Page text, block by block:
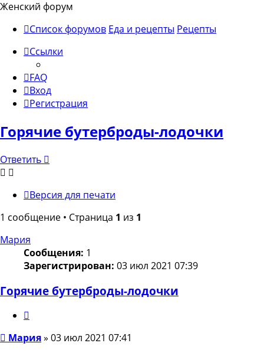
Женский форум
Список форумов Еда и рецепты Рецепты
Ссылки
FAQ
Вход
Регистрация
Горячие бутерброды-лодочки
Ответить
Версия для печати
1 сообщение • Страница 1 из 1
Мария
Сообщения: 1
Зарегистрирован: 03 июл 2021 07:39
Горячие бутерброды-лодочки
Сообщение
Мария» 03 июл 2021 07:41